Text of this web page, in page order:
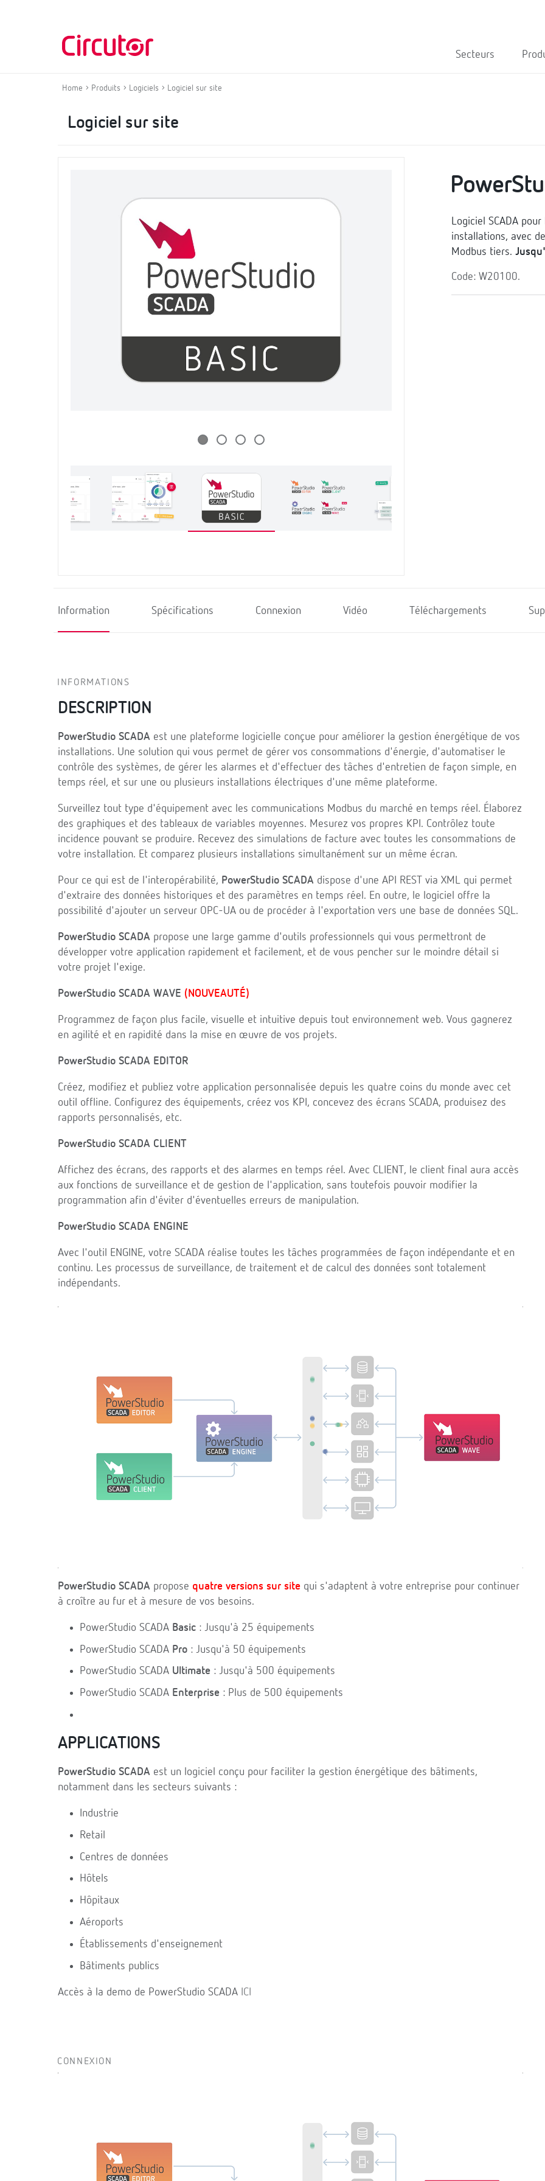
Secteurs
Home Produits Logiciels Logiciel sur site
Logiciel sur site
Logiciel SCADA
installations, avec
Modbus tiers.
Code: W20100.
Information Spécifications Connexion Vidéo Téléchargements
INFORMATIONS
DESCRIPTION
PowerStudio SCADA est une plateforme logicielle conçue pour améliorer la gestion énergétique de vos
installations. Une solution qui vous permet de gérer vos consommations d'énergie, d'automatiser le
contrôle des systèmes, de gérer les alarmes et d'effectuer des tâches d'entretien de façon simple, en
temps réel, et sur une ou plusieurs installations électriques d'une même plateforme.
Surveillez tout type d'équipement avec les communications Modbus du marché en temps réel. Élaborez
des graphiques et des tableaux de variables moyennes. Mesurez vos propres KPI. Contrôlez toute
incidence pouvant se produire. Recevez des simulations de facture avec toutes les consommations de
votre installation. Et comparez plusieurs installations simultanément sur un même écran.
Pour ce qui est de l'interopérabilité, PowerStudio SCADA dispose d'une API REST via XML qui permet
d'extraire des données historiques et des paramètres en temps réel. En outre, le logiciel offre la
possibilité d'ajouter un serveur OPC-UA ou de procéder à l'exportation vers une base de données SQL.
PowerStudio SCADA propose une large gamme d'outils professionnels qui vous permettront de
développer votre application rapidement et facilement, et de vous pencher sur le moindre détail si
votre projet l'exige.
PowerStudio SCADA WAVE (NOUVEAUTÉ)
Programmez de façon plus facile, visuelle et intuitive depuis tout environnement web. Vous gagnerez
en agilité et en rapidité dans la mise en œuvre de vos projets.
PowerStudio SCADA EDITOR
Créez, modifiez et publiez votre application personnalisée depuis les quatre coins du monde avec cet
outil offline. Configurez des équipements, créez vos KPI, concevez des écrans SCADA, produisez des
rapports personnalisés, etc.
PowerStudio SCADA CLIENT
Affichez des écrans, des rapports et des alarmes en temps réel. Avec CLIENT, le client final aura accès
aux fonctions de surveillance et de gestion de l'application, sans toutefois pouvoir modifier la
programmation afin d'éviter d'éventuelles erreurs de manipulation.
PowerStudio SCADA ENGINE
Avec l'outil ENGINE, votre SCADA réalise toutes les tâches programmées de façon indépendante et en
continu. Les processus de surveillance, de traitement et de calcul des données sont totalement
indépendants.
PowerStudio SCADA propose quatre versions sur site qui s'adaptent à votre entreprise pour continuer
à croître au fur et à mesure de vos besoins.
PowerStudio SCADA Basic : Jusqu'à 25 équipements
PowerStudio SCADA Pro : Jusqu'à 50 équipements
PowerStudio SCADA Ultimate : Jusqu'à 500 équipements
PowerStudio SCADA Enterprise : Plus de 500 équipements
APPLICATIONS
PowerStudio SCADA est un logiciel conçu pour faciliter la gestion énergétique des bâtiments,
notamment dans les secteurs suivants :
Industrie
Retail
Centres de données
Hôtels
Hôpitaux
Aéroports
Établissements d'enseignement
Bâtiments publics
Accès à la demo de PowerStudio SCADA ICI
CONNEXION